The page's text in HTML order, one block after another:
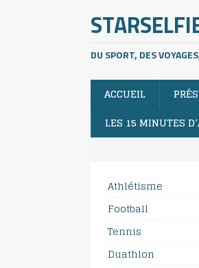
DU SPORT, DES
ACCUEIL
LES 15 MINUTES
Athlétisme
Football
Tennis
Duathlon